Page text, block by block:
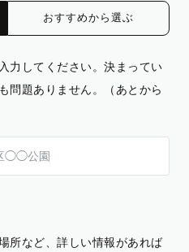
おすすめから選ぶ
力してください。決まってい
問題ありません。（あとから
所など、詳しい情報があれば